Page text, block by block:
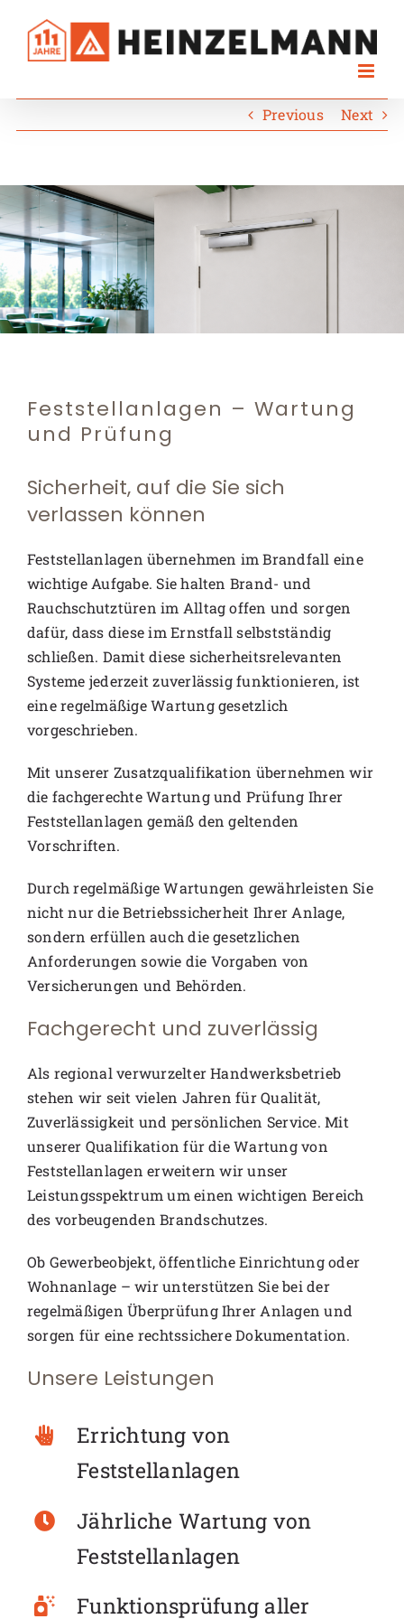
content
Previous Next
Feststellanlagen – Wartung
und Prüfung
Sicherheit, auf die Sie sich
verlassen können
Feststellanlagen übernehmen im Brandfall eine
wichtige Aufgabe. Sie halten Brand- und
Rauchschutztüren im Alltag offen und sorgen
dafür, dass diese im Ernstfall selbstständig
schließen. Damit diese sicherheitsrelevanten
Systeme jederzeit zuverlässig funktionieren, ist
eine regelmäßige Wartung gesetzlich
vorgeschrieben.
Mit unserer Zusatzqualifikation übernehmen wir
die fachgerechte Wartung und Prüfung Ihrer
Feststellanlagen gemäß den geltenden
Vorschriften.
Durch regelmäßige Wartungen gewährleisten Sie
nicht nur die Betriebssicherheit Ihrer Anlage,
sondern erfüllen auch die gesetzlichen
Anforderungen sowie die Vorgaben von
Versicherungen und Behörden.
Fachgerecht und zuverlässig
Als regional verwurzelter Handwerksbetrieb
stehen wir seit vielen Jahren für Qualität,
Zuverlässigkeit und persönlichen Service. Mit
unserer Qualifikation für die Wartung von
Feststellanlagen erweitern wir unser
Leistungsspektrum um einen wichtigen Bereich
des vorbeugenden Brandschutzes.
Ob Gewerbeobjekt, öffentliche Einrichtung oder
Wohnanlage – wir unterstützen Sie bei der
regelmäßigen Überprüfung Ihrer Anlagen und
sorgen für eine rechtssichere Dokumentation.
Unsere Leistungen
Errichtung von
Feststellanlagen
Jährliche Wartung von
Feststellanlagen
Funktionsprüfung aller